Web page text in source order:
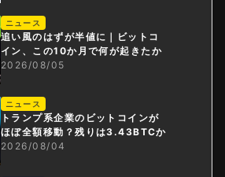
ニュース
追い風のはずが半値に｜ビットコ
イン、この10か月で何が起きたか
2026/08/05
ニュース
トランプ系企業のビットコインが
ほぼ全額移動？残りは3.43BTCか
2026/08/04